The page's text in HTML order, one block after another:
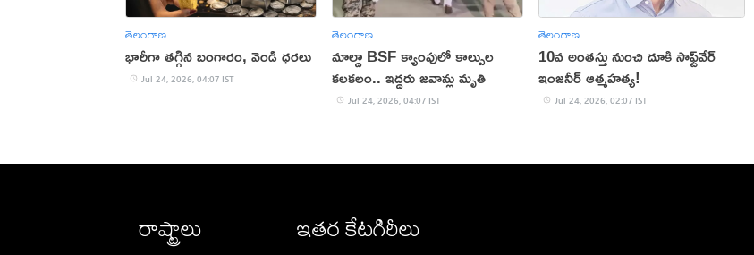
తెలంగాణ
భారీగా తగ్గిన బంగారం, వెండి ధరలు
Jul 24, 2026, 04:07 IST
తెలంగాణ
మాల్దా BSF క్యాంపులో కాల్పుల
కలకలం.. ఇద్దరు జవాన్లు మృతి
Jul 24, 2026, 04:07 IST
తెలంగాణ
10వ అంతస్తు నుంచి దూకి సాఫ్ట్‌వేర్
ఇంజనీర్ ఆత్మహత్య!
Jul 24, 2026, 02:07 IST
రాష్ట్రాలు ఇతర కేటగిరీలు